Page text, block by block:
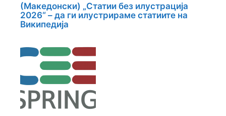
(Македонски) „Статии без илустрација
2026“ – да ги илустрираме статиите на
Википедија